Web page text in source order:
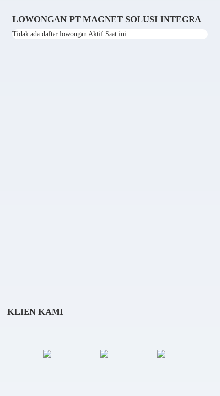
LOWONGAN PT MAGNET SOLUSI INTEGRA
Tidak ada daftar lowongan Aktif Saat ini
KLIEN KAMI